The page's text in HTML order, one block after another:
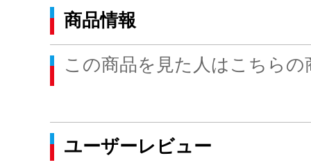
商品情報
この商品を見た人はこちら
ユーザーレビュー